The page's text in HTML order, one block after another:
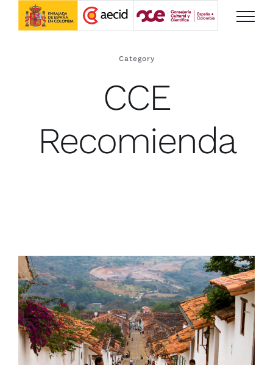
Saltar
Category
CCE
Recomienda
Boletín 10/02/2021
CCE Recomienda Consejería Cultural